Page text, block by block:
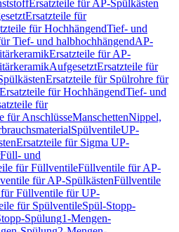
Ersatzteile für AP-Spülkästen
Ersatzteile für
für HochhängendTief- und
Tief- und halbhochhängendAP-
Ersatzteile für AP-
AufgesetztErsatzteile für
Ersatzteile für Spülrohre für
Ersatzteile für HochhängendTief- und
für
für AnschlüsseManschettenNippel,
SpülventileUP-
Ersatzteile für Sigma UP-
Füll- und
für FüllventileFüllventile für AP-
für AP-SpülkästenFüllventile
für Füllventile für UP-
für SpülventileSpül-Stopp-
Spülung1-Mengen-